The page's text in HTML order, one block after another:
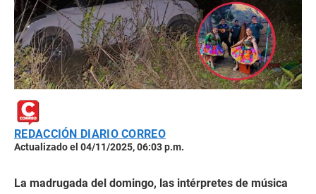
REDACCIÓN DIARIO CORREO
Actualizado el 04/11/2025, 06:03 p.m.
La madrugada del domingo, las intérpretes de música